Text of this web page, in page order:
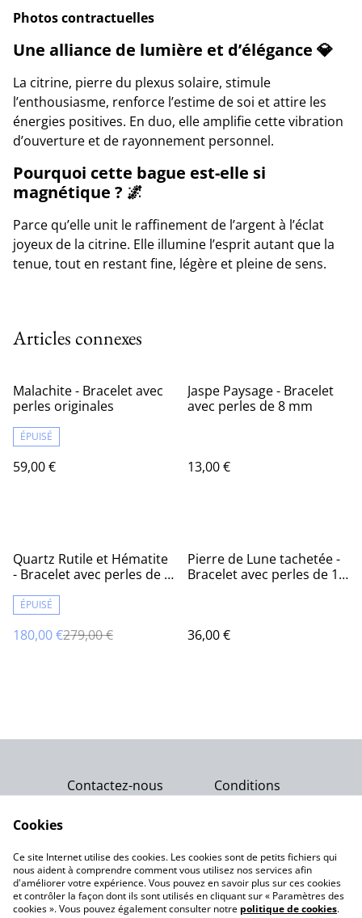
Photos contractuelles
Une alliance de lumière et d’élégance 💎
La citrine, pierre du plexus solaire, stimule
l’enthousiasme, renforce l’estime de soi et attire les
énergies positives. En duo, elle amplifie cette vibration
d’ouverture et de rayonnement personnel.
Pourquoi cette bague est-elle si
magnétique ? 🌌
Parce qu’elle unit le raffinement de l’argent à l’éclat
joyeux de la citrine. Elle illumine l’esprit autant que la
tenue, tout en restant fine, légère et pleine de sens.
Articles connexes
Malachite - Bracelet avec
perles originales
ÉPUISÉ
59,00 €
Jaspe Paysage - Bracelet
avec perles de 8 mm
13,00 €
%
Quartz Rutile et Hématite
- Bracelet avec perles de 9
ÉPUISÉ
180,00 €279,00 €
Pierre de Lune tachetée -
Bracelet avec perles de 11
36,00 €
Contactez-nous
Conditions
Politique de
Politique de cookies
Notre engagement
Cookies
Ce site Internet utilise des cookies. Les cookies sont de petits fichiers qui
nous aident à comprendre comment vous utilisez nos services afin
d'améliorer votre expérience. Vous pouvez en savoir plus sur ces cookies
et contrôler la façon dont ils sont utilisés en cliquant sur « Paramètres des
cookies ». Vous pouvez également consulter notre politique de cookies.